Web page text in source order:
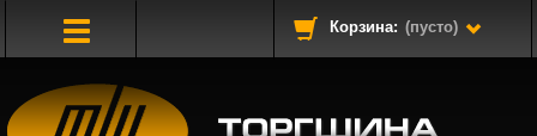
Корзина: (пусто)